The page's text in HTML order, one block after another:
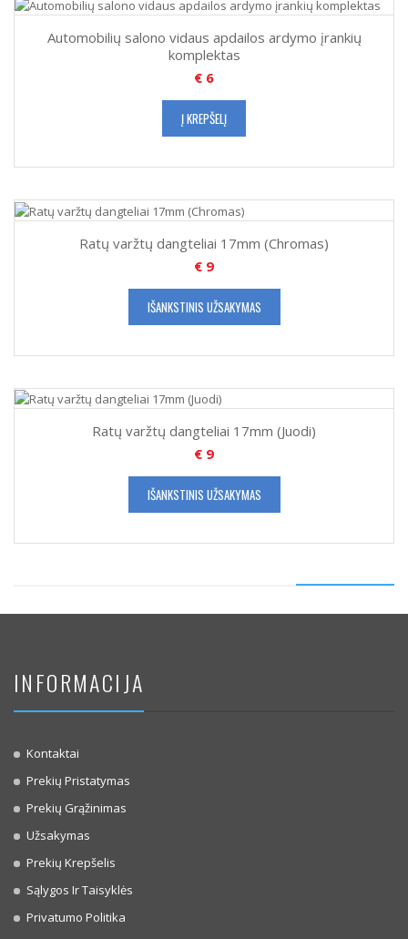
Automobilių salono vidaus apdailos ardymo įrankių
komplektas
€ 6
Į KREPŠELĮ
Ratų varžtų dangteliai 17mm (Chromas)
€ 9
IŠANKSTINIS UŽSAKYMAS
Ratų varžtų dangteliai 17mm (Juodi)
€ 9
IŠANKSTINIS UŽSAKYMAS
INFORMACIJA
Kontaktai
Prekių Pristatymas
Prekių Grąžinimas
Užsakymas
Prekių Krepšelis
Sąlygos Ir Taisyklės
Privatumo Politika